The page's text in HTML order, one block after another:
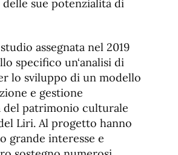
sue potenzialità di
assegnata nel 2019
specifico un‘analisi di
lo sviluppo di un modello
e gestione
del patrimonio culturale
Liri. Al progetto hanno
grande interesse e